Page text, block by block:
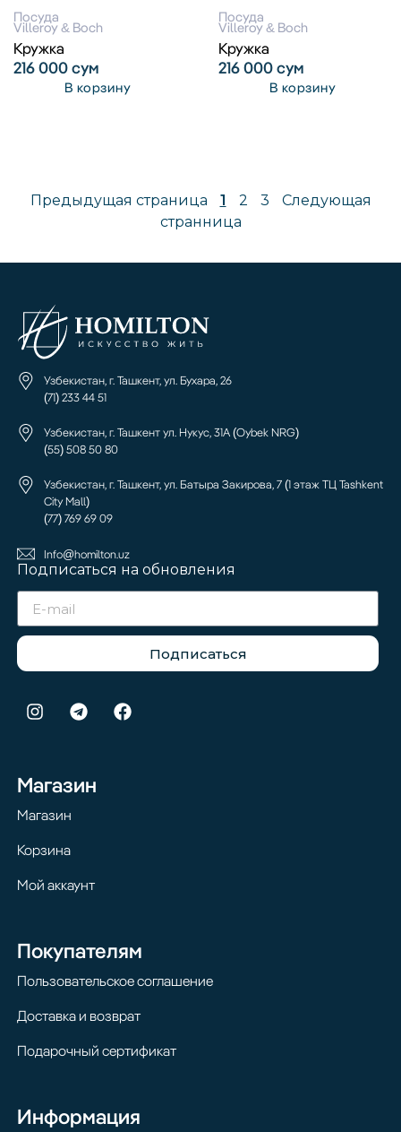
Посуда
Villeroy & Boch
Кружка
216 000сум
В корзину
Посуда
Villeroy & Boch
Кружка
216 000сум
В корзину
Предыдущая страница 1 2 3
Следующая
странница
Узбекистан, г. Ташкент, ул. Бухара, 26
(71) 233 44 51
Узбекистан, г. Ташкент ул. Нукус, 31А (Oybek NRG)
(55) 508 50 80
Узбекистан, г. Ташкент, ул. Батыра Закирова, 7 (1 этаж ТЦ Tashkent
City Mall)
(77) 769 69 09
Info@homilton.uz
Подписаться на обновления
Подписаться
Магазин
Магазин
Корзина
Мой аккаунт
Покупателям
Пользовательское соглашение
Доставка и возврат
Подарочный сертификат
Информация